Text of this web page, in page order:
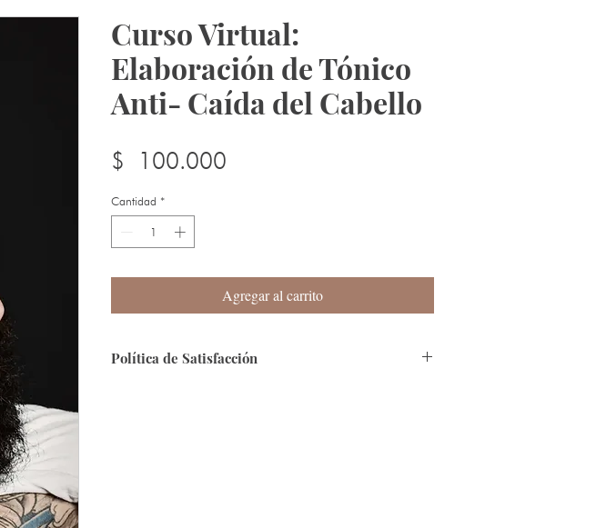
Curso Virtual:
Elaboración de Tónico
Anti- Caída del Cabello
$ 100.000
Cantidad *
Agregar al carrito
Política de Satisfacción